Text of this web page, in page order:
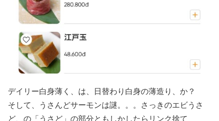
デイリー白身薄く、は、日替わり白身の薄造り、か？
そして、うさんどサーモンは謎。。。さっきのエビうさ
ど、の「うさど」の部分ともしかしたらリンク捨て